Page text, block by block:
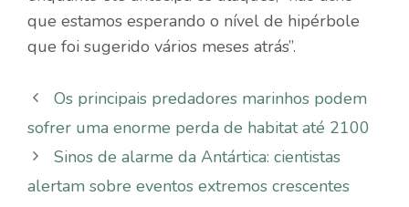
que estamos esperando o nível de hipérbole
que foi sugerido vários meses atrás”.
Os principais predadores marinhos podem
sofrer uma enorme perda de habitat até 2100
Sinos de alarme da Antártica: cientistas
alertam sobre eventos extremos crescentes